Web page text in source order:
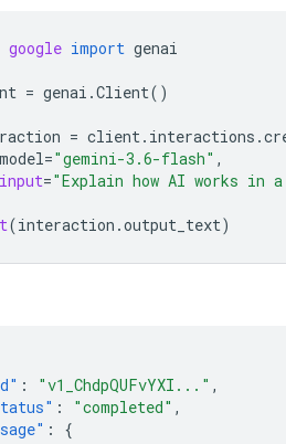
google import genai
= genai .Client()
= client. interactions .
model="gemini-3.6-flash" ,
input="Explain how AI works in a
(interaction .output_text)
: "v1_ChdpQUFvYXI..." ,
: "completed" ,
:
{